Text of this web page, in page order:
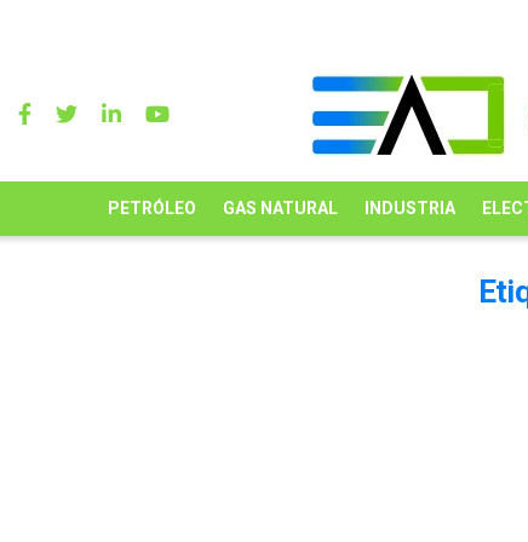
PETRÓLEO GAS NATURAL INDUSTRIA